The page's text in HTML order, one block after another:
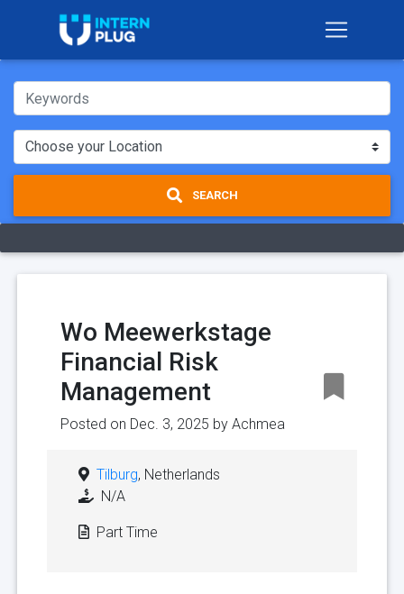
SEARCH
Wo Meewerkstage
Financial Risk
Management
Posted on Dec. 3, 2025 by Achmea
Tilburg, Netherlands
N/A
Part Time